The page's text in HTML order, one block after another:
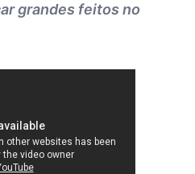
grandes feitos no